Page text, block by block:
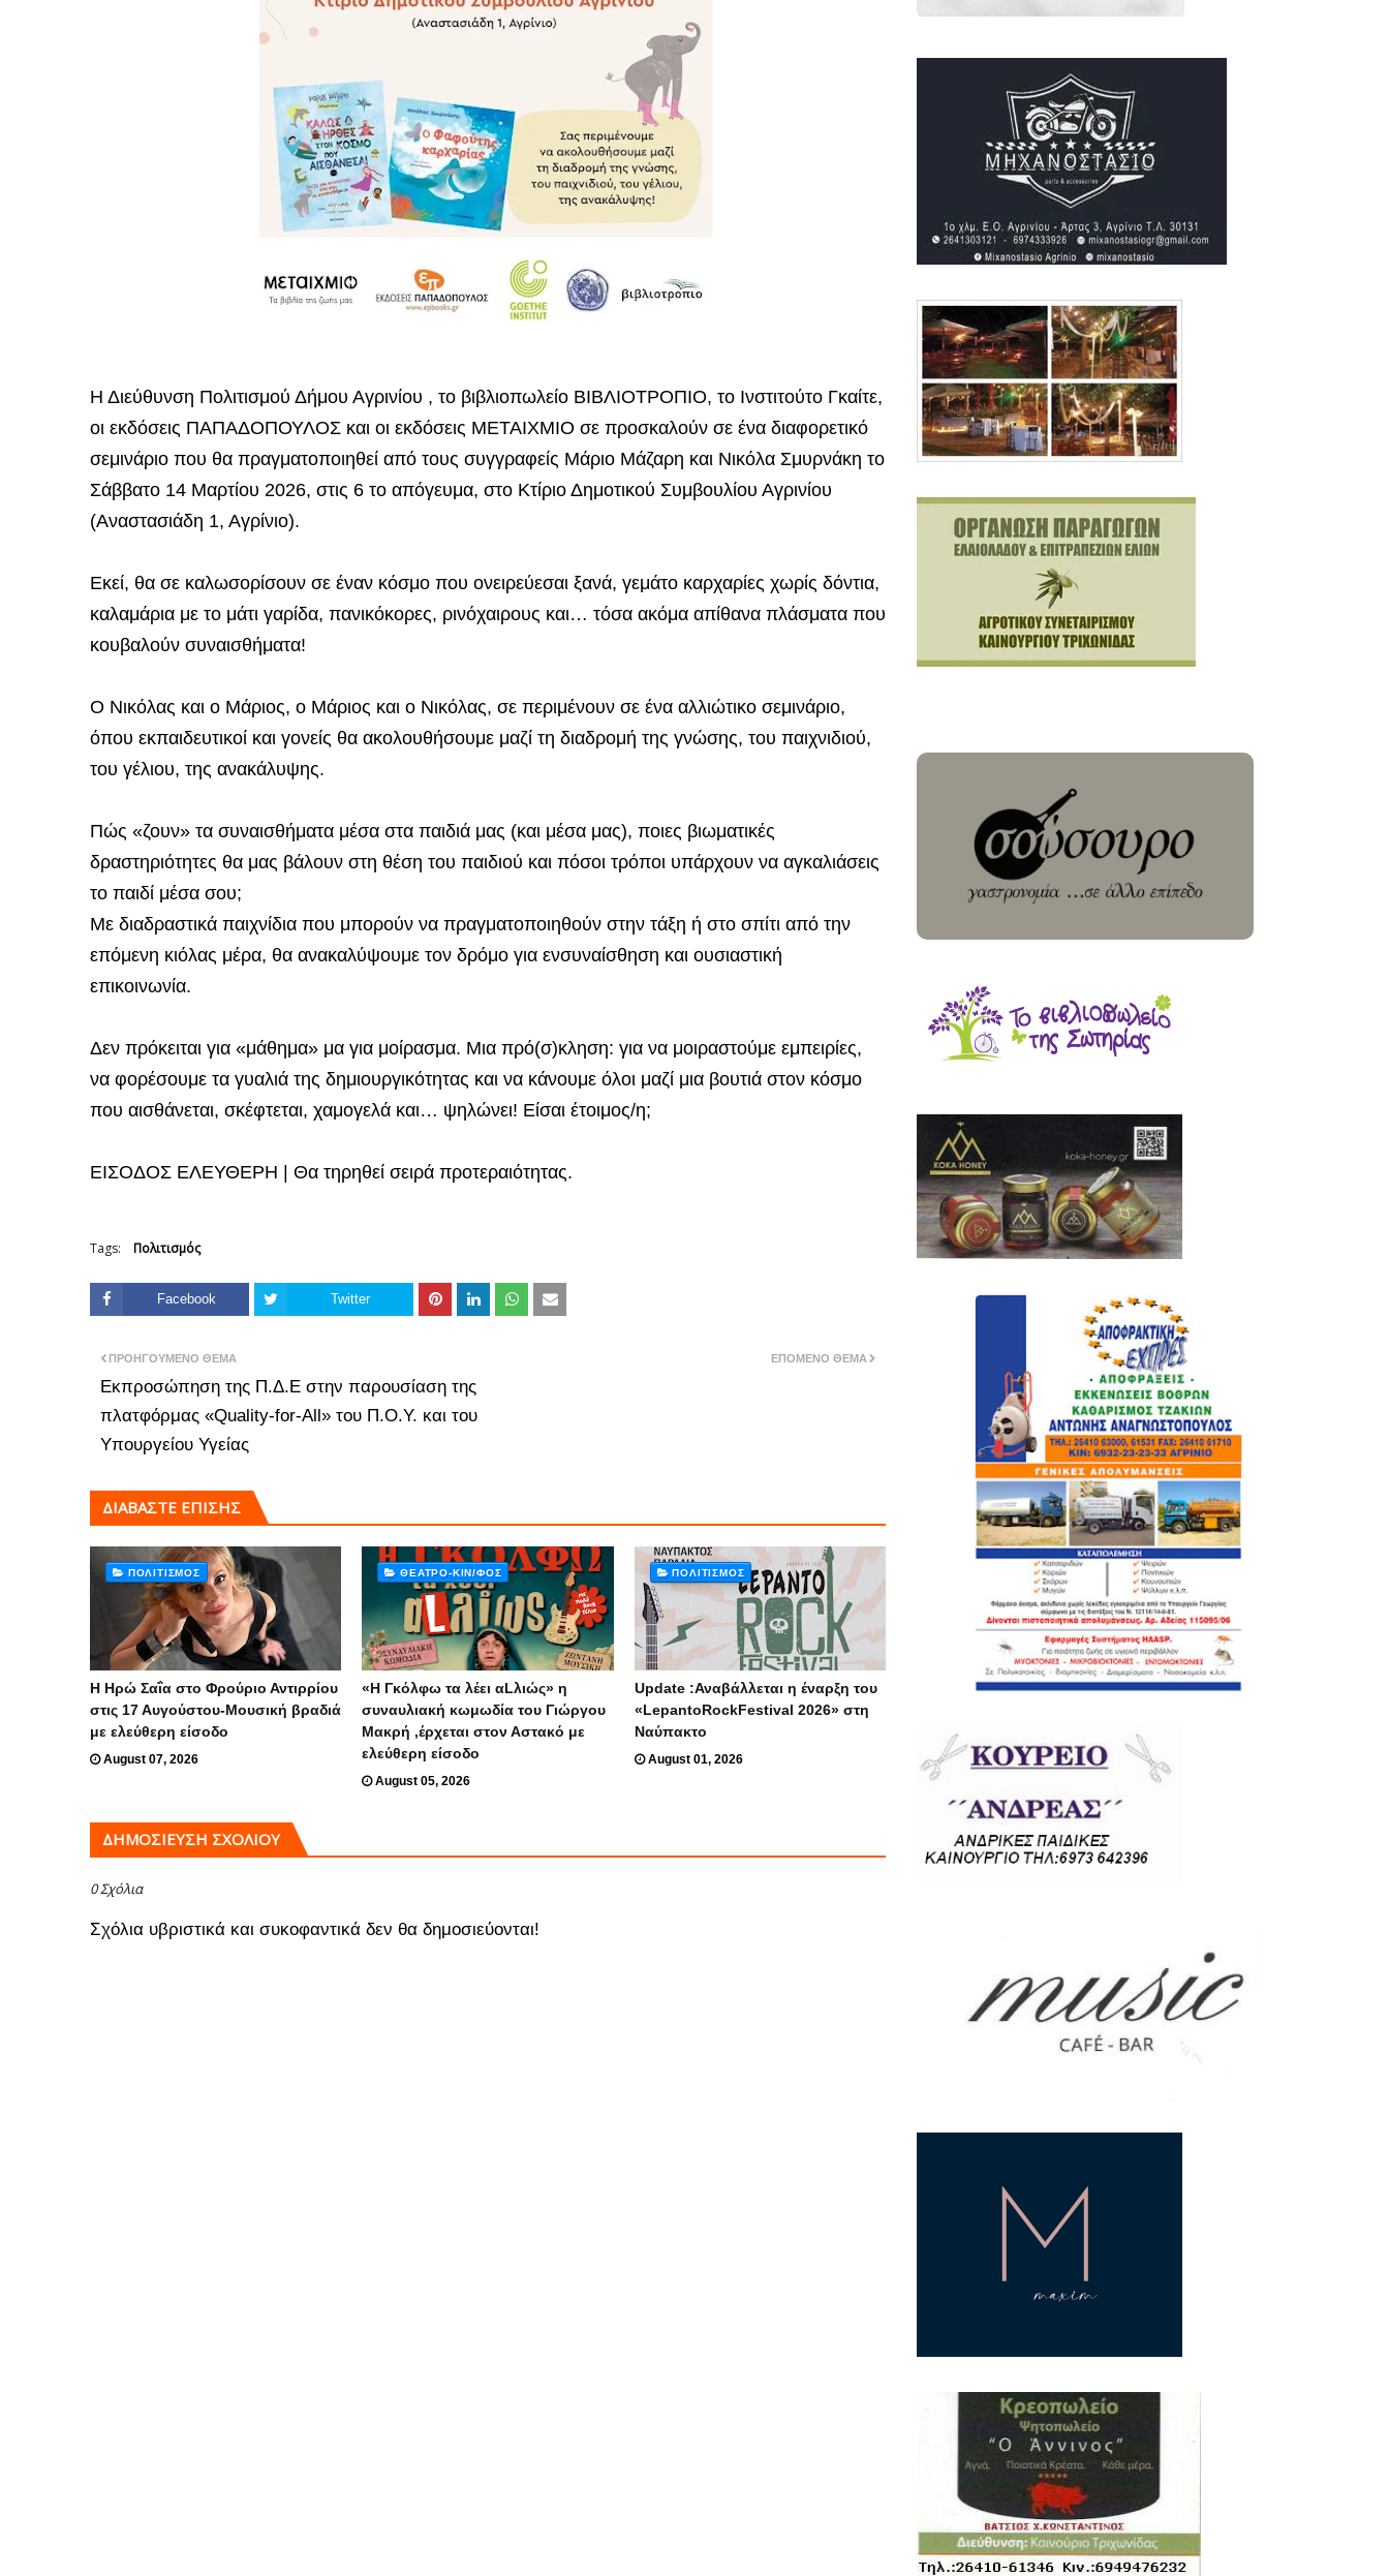
Η Διεύθυνση Πολιτισμού Δήμου Αγρινίου , το βιβλιοπωλείο ΒΙΒΛΙΟΤΡΟΠΙΟ, το Ινστιτούτο Γκαίτε,
οι εκδόσεις ΠΑΠΑΔΟΠΟΥΛΟΣ και οι εκδόσεις ΜΕΤΑΙΧΜΙΟ σε προσκαλούν σε ένα διαφορετικό
σεμινάριο που θα πραγματοποιηθεί από τους συγγραφείς Μάριο Μάζαρη και Νικόλα Σμυρνάκη το
Σάββατο 14 Μαρτίου 2026, στις 6 το απόγευμα, στο Κτίριο Δημοτικού Συμβουλίου Αγρινίου
(Αναστασιάδη 1, Αγρίνιο).
Εκεί, θα σε καλωσορίσουν σε έναν κόσμο που ονειρεύεσαι ξανά, γεμάτο καρχαρίες χωρίς δόντια,
καλαμάρια με το μάτι γαρίδα, πανικόκορες, ρινόχαιρους και… τόσα ακόμα απίθανα πλάσματα που
κουβαλούν συναισθήματα!
Ο Νικόλας και ο Μάριος, ο Μάριος και ο Νικόλας, σε περιμένουν σε ένα αλλιώτικο σεμινάριο,
όπου εκπαιδευτικοί και γονείς θα ακολουθήσουμε μαζί τη διαδρομή της γνώσης, του παιχνιδιού,
του γέλιου, της ανακάλυψης.
Πώς «ζουν» τα συναισθήματα μέσα στα παιδιά μας (και μέσα μας), ποιες βιωματικές
δραστηριότητες θα μας βάλουν στη θέση του παιδιού και πόσοι τρόποι υπάρχουν να αγκαλιάσεις
το παιδί μέσα σου;
Με διαδραστικά παιχνίδια που μπορούν να πραγματοποιηθούν στην τάξη ή στο σπίτι από την
επόμενη κιόλας μέρα, θα ανακαλύψουμε τον δρόμο για ενσυναίσθηση και ουσιαστική
επικοινωνία.
Δεν πρόκειται για «μάθημα» μα για μοίρασμα. Μια πρό(σ)κληση: για να μοιραστούμε εμπειρίες,
να φορέσουμε τα γυαλιά της δημιουργικότητας και να κάνουμε όλοι μαζί μια βουτιά στον κόσμο
που αισθάνεται, σκέφτεται, χαμογελά και… ψηλώνει! Είσαι έτοιμος/η;
ΕΙΣΟΔΟΣ ΕΛΕΥΘΕΡΗ | Θα τηρηθεί σειρά προτεραιότητας.
Tags: Πολιτισμός
Facebook Twitter
ΕΠΌΜΕΝΟ ΘΈΜΑ
ΠΡΟΗΓΟΎΜΕΝΟ ΘΈΜΑ
Εκπροσώπηση της Π.Δ.Ε στην παρουσίαση της
πλατφόρμας «Quality-for-All» του Π.Ο.Υ. και του
Υπουργείου Υγείας
ΔΙΑΒΑΣΤΕ ΕΠΙΣΗΣ
ΠΟΛΙΤΙΣΜΌΣ
Η Ηρώ Σαΐα στο Φρούριο Αντιρρίου
στις 17 Αυγούστου-Μουσική βραδιά
με ελεύθερη είσοδο
August 07, 2026
ΘΈΑΤΡΟ-ΚΙΝ/ΦΟΣ
«Η Γκόλφω τα λέει αLλιώς» η
συναυλιακή κωμωδία του Γιώργου
Μακρή ,έρχεται στον Αστακό με
ελεύθερη είσοδο
August 05, 2026
ΠΟΛΙΤΙΣΜΌΣ
Update :Αναβάλλεται η έναρξη του
«LepantoRockFestival 2026» στη
Ναύπακτο
August 01, 2026
ΔΗΜΟΣΊΕΥΣΗ ΣΧΟΛΊΟΥ
0 Σχόλια
Σχόλια υβριστικά και συκοφαντικά δεν θα δημοσιεύονται!